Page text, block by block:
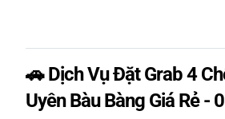
🚗 Dịch Vụ Đặt Grab 4
Uyên Bàu Bàng Giá Rẻ -